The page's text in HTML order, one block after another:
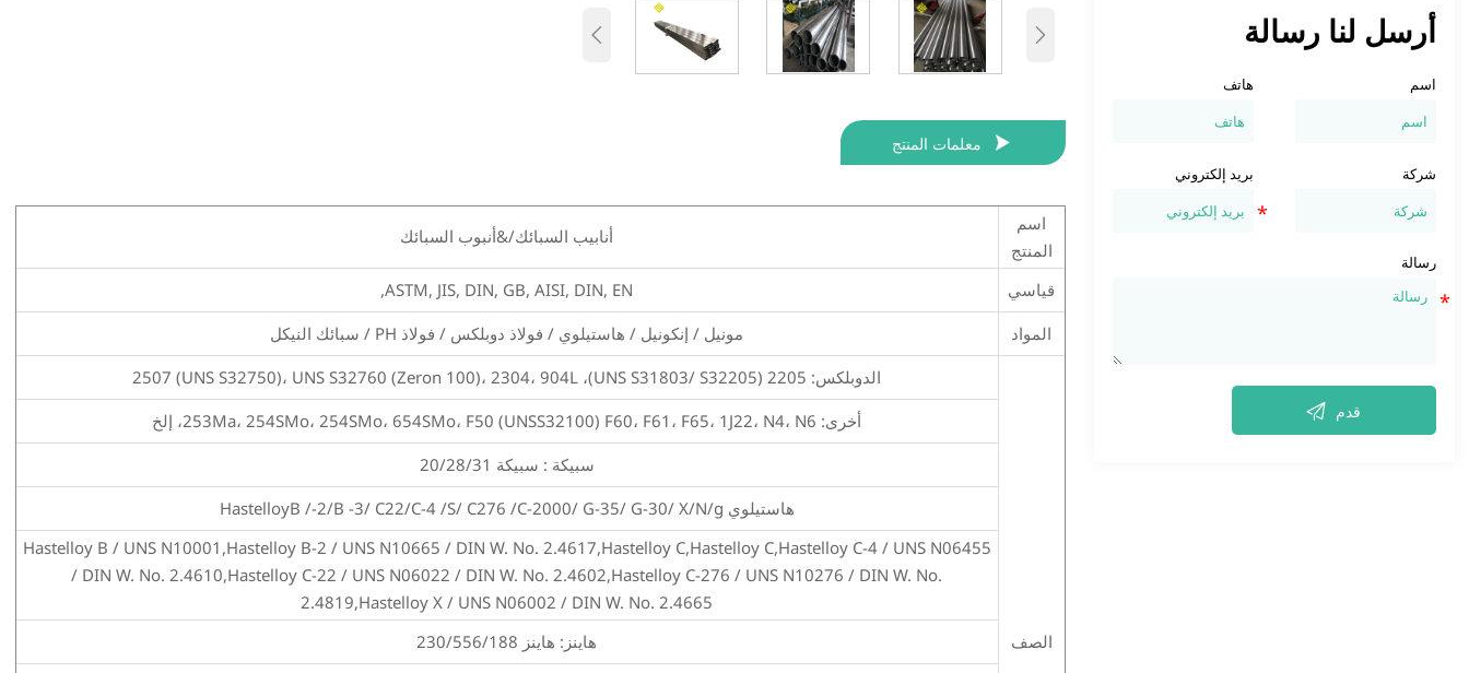
أرسل لنا رسالة
اسم هاتف
شركة بريد إلكتروني
رسالة
قدم 
 
 معلمات المنتج
اسم
المنتج
أنابيب السبائك/&أنبوب السبائك
قياسي
ASTM, JIS, DIN, GB, AISI, DIN, EN,
المواد
مونيل / إنكونيل / هاستيلوي / فولاذ دوبلكس / فولاذ PH / سبائك النيكل
الصف
الدوبلكس: 2205 (UNS S31803/ S32205)، 2507 (UNS S32750)، UNS S32760 (Zeron 100)، 2304، 904L
أخرى: 253Ma، 254SMo، 254SMo، 654SMo، F50 (UNSS32100) F60، F61، F65، 1J22، N4، N6، إلخ
سبيكة : سبيكة 20/28/31
هاستيلوي HastelloyB /-2/B -3/ C22/C-4 /S/ C276 /C-2000/ G-35/ G-30/ X/N/g
Hastelloy B / UNS N10001,Hastelloy B-2 / UNS N10665 / DIN W. No. 2.4617,Hastelloy C,Hastelloy C,Hastelloy C-4 / UNS N06455
/ DIN W. No. 2.4610,Hastelloy C-22 / UNS N06022 / DIN W. No. 2.4602,Hastelloy C-276 / UNS N10276 / DIN W. No.
2.4819,Hastelloy X / UNS N06002 / DIN W. No. 2.4665
هاينز: هاينز 230/556/188